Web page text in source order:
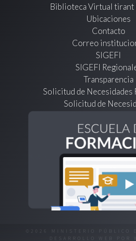
Biblioteca Virtual tirant
Ubicaciones
Contacto
Correo
SIGEFI
SIGEFI
Transparencia
Solicitud de Necesidades
Solicitud de
©2026 MINISTERIO PÚBLICO
DESARROLLO WEB POR